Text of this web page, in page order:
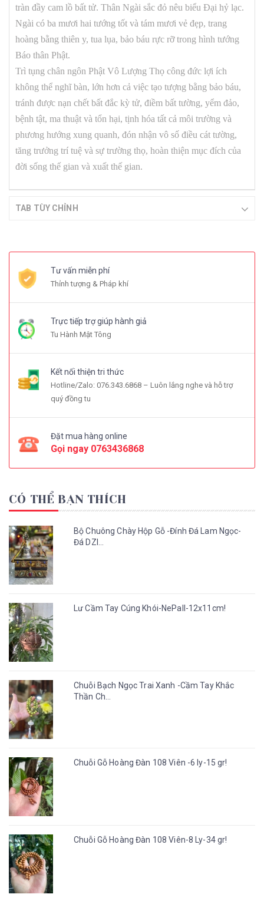
tràn đầy cam lồ bất tử. Thân Ngài sắc đỏ nêu biểu Đại hỷ lạc.
Ngài có ba mươi hai tướng tốt và tám mươi vẻ đẹp, trang
hoàng bằng thiên y, tua lụa, bảo báu rực rỡ trong hình tướng
Báo thân Phật.
Trì tụng chân ngôn Phật Vô Lượng Thọ công đức lợi ích
không thể nghĩ bàn, lớn hơn cả việc tạo tượng bằng bảo báu,
tránh được nạn chết bất đắc kỳ tử, điềm bất tường, yểm đảo,
bệnh tật, ma thuật và tổn hại, tịnh hóa tất cả môi trường và
phương hướng xung quanh, đón nhận vô số điều cát tường,
tăng trưởng trí tuệ và sự trường thọ, hoàn thiện mục đích của
đời sống thế gian và xuất thế gian.
TAB TÙY CHỈNH
Tư vấn miễn phí
Thỉnh tượng & Pháp khí
Trực tiếp trợ giúp hành giả
Tu Hành Mật Tông
Kết nối thiện tri thức
Hotline/Zalo: 076.343.6868 – Luôn lắng nghe và hỗ trợ
quý đồng tu
Đặt mua hàng online
Gọi ngay 0763436868
CÓ THỂ BẠN THÍCH
Bộ Chuông Chày Hộp Gỗ -Đính Đá Lam Ngọc-
Đá DZI...
Lư Cầm Tay Cúng Khói-NePall-12x11cm!
Chuỗi Bạch Ngọc Trai Xanh -Cầm Tay Khắc
Thần Ch...
Chuỗi Gỗ Hoàng Đàn 108 Viên -6 ly-15 gr!
Chuỗi Gỗ Hoàng Đàn 108 Viên-8 Ly-34 gr!